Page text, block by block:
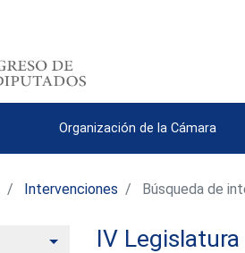
Organización de la Cámara
Intervenciones Búsqueda de
AlternarIV Legislatura